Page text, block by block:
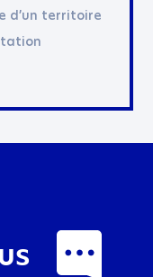
d’un territoire